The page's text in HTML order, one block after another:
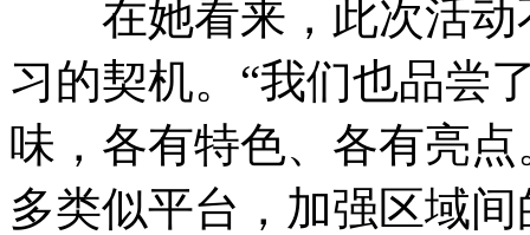
在她看来，此次活动
习的契机。“我们也品尝
味，各有特色、各有亮
多类似平台，加强区域